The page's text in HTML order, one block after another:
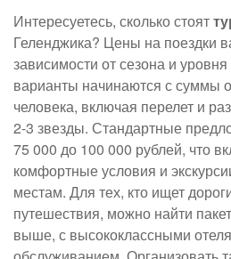
Интересуетесь, сколько стоят
Геленджика? Цены на поездки
зависимости от сезона и
варианты начинаются с суммы
человека, включая перелет и
2-3 звезды. Стандартные
75 000 до 100 000 рублей, что
комфортные условия и
местам. Для тех, кто ищет
путешествия, можно найти
выше, с высококлассными